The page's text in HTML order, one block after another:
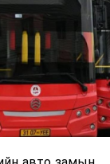
аюулгүй
бууруулах
шатааснаар
вирус
устгах
цахилгаан
ашиглаж